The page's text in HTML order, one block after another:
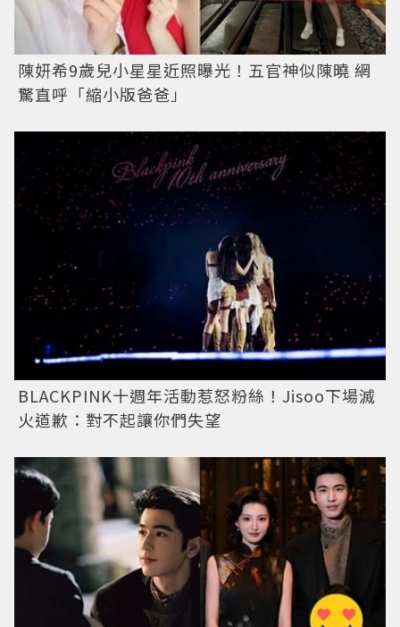
陳妍希9歲兒小星星近照曝光！五官神似陳曉 網
驚直呼「縮小版爸爸」
BLACKPINK十週年活動惹怒粉絲！Jisoo下場滅
火道歉：對不起讓你們失望